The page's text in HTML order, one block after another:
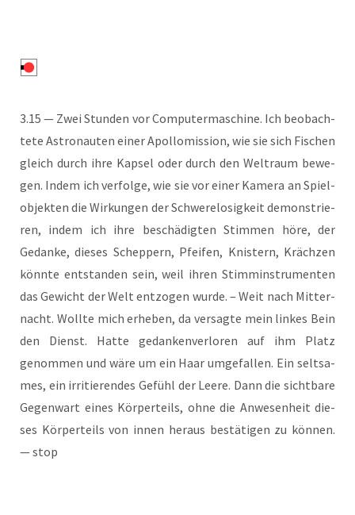
3.15 — Zwei Stun­den vor Com­pu­ter­ma­schi­ne. Ich beob­ach­
te­te Astro­nau­ten einer Apol­lo­mis­si­on, wie sie sich Fischen
gleich durch ihre Kap­sel oder durch den Welt­raum bewe­
gen. Indem ich ver­fol­ge, wie sie vor einer Kame­ra an Spiel­
ob­jek­ten die Wir­kun­gen der Schwe­re­lo­sig­keit demons­trie­
ren, indem ich ihre beschä­dig­ten Stim­men höre, der
Gedan­ke, die­ses Schep­pern, Pfei­fen, Knis­tern, Kräch­zen
könn­te ent­stan­den sein, weil ihren Stimm­in­stru­men­ten
das Gewicht der Welt ent­zo­gen wur­de. – Weit nach Mit­ter­
nacht. Woll­te mich erhe­ben, da ver­sag­te mein lin­kes Bein
den Dienst. Hat­te gedan­ken­ver­lo­ren auf ihm Platz
genom­men und wäre um ein Haar umge­fal­len. Ein selt­sa­
mes, ein irri­tie­ren­des Gefühl der Lee­re. Dann die sicht­ba­re
Gegen­wart eines Kör­per­teils, ohne die Anwe­sen­heit die­
ses Kör­per­teils von innen her­aus bestä­ti­gen zu kön­nen.
— stop